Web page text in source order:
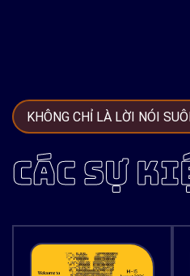
KHÔNG CHỈ LÀ LỜI NÓI
CÁC SỰ